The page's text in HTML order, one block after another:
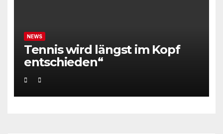
NEWS
Tennis wird längst im Kopf
entschieden“